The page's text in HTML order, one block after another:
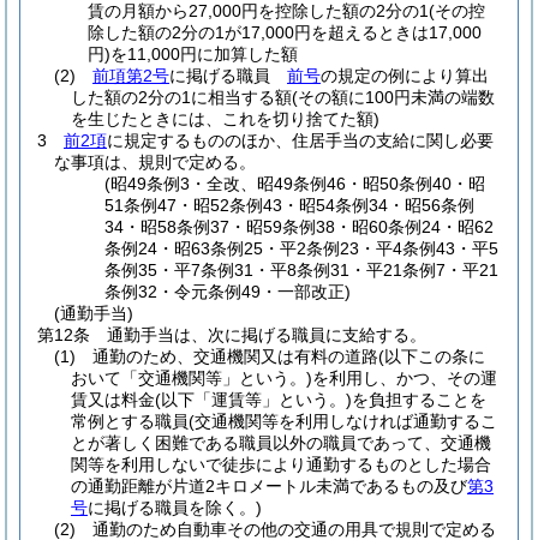
賃の月額から27,000円を控除した額の2分の1(その控
除した額の2分の1が17,000円を超えるときは17,000
円)を11,000円に加算した額
(2)
前項第2号に掲げる職員 前号の規定の例により算出
した額の2分の1に相当する額(その額に100円未満の端数
を生じたときには、これを切り捨てた額)
3
前2項に規定するもののほか、住居手当の支給に関し必要
な事項は、規則で定める。
(昭49条例3・全改、昭49条例46・昭50条例40・昭
51条例47・昭52条例43・昭54条例34・昭56条例
34・昭58条例37・昭59条例38・昭60条例24・昭62
条例24・昭63条例25・平2条例23・平4条例43・平5
条例35・平7条例31・平8条例31・平21条例7・平21
条例32・令元条例49・一部改正)
(通勤手当)
第12条
通勤手当は、次に掲げる職員に支給する。
(1)
通勤のため、交通機関又は有料の道路(以下この条に
おいて「交通機関等」という。)を利用し、かつ、その運
賃又は料金(以下「運賃等」という。)を負担することを
常例とする職員(交通機関等を利用しなければ通勤するこ
とが著しく困難である職員以外の職員であって、交通機
関等を利用しないで徒歩により通勤するものとした場合
の通勤距離が片道2キロメートル未満であるもの及び第3
号に掲げる職員を除く。)
(2)
通勤のため自動車その他の交通の用具で規則で定める